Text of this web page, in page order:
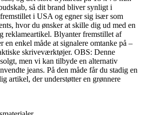
så dit brand bliver synligt i
i USA og egner sig især som
hvor du ønsker at skille dig ud med en
reklameartikel. Blyanter fremstillet af
en enkel måde at signalere omtanke på –
skriveværktøjer. OBS: Denne
men vi kan tilbyde en alternativ
jeans. På den måde får du stadig en
artikel, der understøtter en grønnere